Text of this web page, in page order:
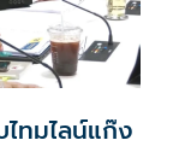
ทมไลน์แก๊ง